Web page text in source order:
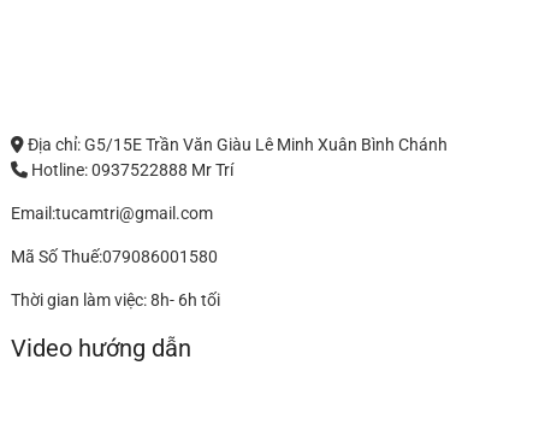
Địa chỉ: G5/15E Trần Văn Giàu Lê Minh Xuân Bình Chánh
Hotline: 0937522888 Mr Trí
Email:tucamtri@gmail.com
Mã Số Thuế:079086001580
Thời gian làm việc: 8h- 6h tối
Video hướng dẫn